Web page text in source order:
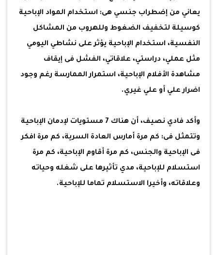
يعاني من إضطراب جنسي هى: استخدام المواد الإباحية
كوسيلة لتخفيف الضغوط وللهروب من المشاكل
النفسية، استخدام الإباحية يؤثر على نشاطي اليومي
مثل عملي، دراستي، علاقاتي، الفشل فى إيقاف
مشاهدة الأفلام الإباحية، استمرار الممارسة رغم وجود
اضرار علي أو علي غيري.
وأكد فادي نصيف، أن هناك 7 مستويات لإدمان الإباحية
وتتمثل فى: كم مرة أمارس العادة السرية، كم مرة افكر
فى الإباحية والجنس، كم مرة أقاوم الإباحية، كم مرة
استسلام للإباحية، مدي تأثيرها على شغله وحياته
وعلاقاته، وأخيرا الاستسلام تماما للإباحية.